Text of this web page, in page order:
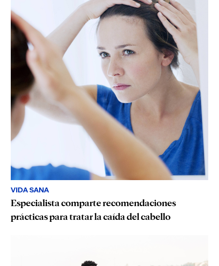
VIDA SANA
Especialista comparte recomendaciones
prácticas para tratar la caída del cabello